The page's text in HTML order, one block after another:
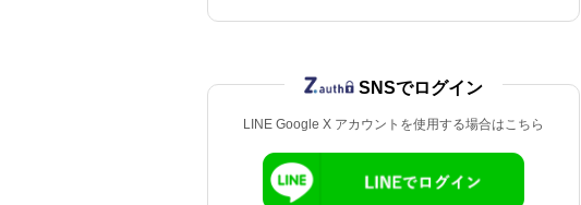
LINE Google X アカウントを使用する場合はこちら
SNSでログイン